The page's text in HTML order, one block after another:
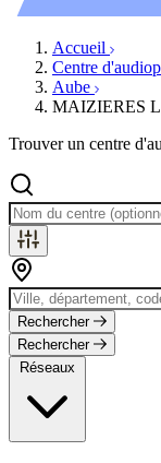
Accueil
Centre
Aube
MAIZIERES
Trouver un centre
Rechercher
Rechercher
Réseaux